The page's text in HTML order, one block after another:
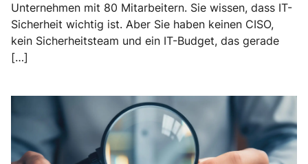
Unternehmen mit 80 Mitarbeitern. Sie wissen, dass IT-
Sicherheit wichtig ist. Aber Sie haben keinen CISO,
kein Sicherheitsteam und ein IT-Budget, das gerade
[…]